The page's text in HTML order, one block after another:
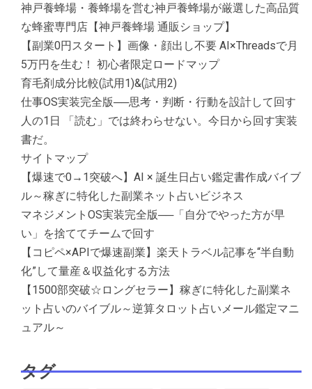
神戸養蜂場・養蜂場を営む神戸養蜂場が厳選した高品質
な蜂蜜専門店【神戸養蜂場 通販ショップ】
【副業0円スタート】画像・顔出し不要 AI×Threadsで月
5万円を生む！ 初心者限定ロードマップ
育毛剤成分比較(試用1)&(試用2)
仕事OS実装完全版──思考・判断・行動を設計して回す
人の1日 「読む」では終わらせない。今日から回す実装
書だ。
サイトマップ
【爆速で0→1突破へ】AI × 誕生日占い鑑定書作成バイブ
ル～稼ぎに特化した副業ネット占いビジネス
マネジメントOS実装完全版──「自分でやった方が早
い」を捨ててチームで回す
【コピペ×APIで爆速副業】楽天トラベル記事を“半自動
化”して量産＆収益化する方法
【1500部突破☆ロングセラー】稼ぎに特化した副業ネ
ット占いのバイブル～逆算タロット占いメール鑑定マニ
ュアル～
タグ